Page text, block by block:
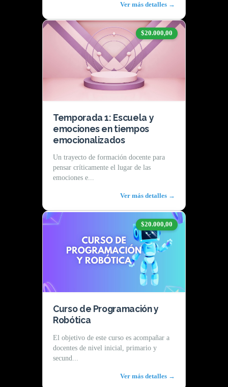
Ver más detalles →
$20.000,00
Temporada 1: Escuela y
emociones en tiempos
emocionalizados
Un trayecto de formación docente para
pensar críticamente el lugar de las
emociones e...
Ver más detalles →
$20.000,00
Curso de Programación y
Robótica
El objetivo de este curso es acompañar a
docentes de nivel inicial, primario y
secund...
Ver más detalles →